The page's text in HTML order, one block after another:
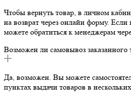
Чтобы вернуть товар, в личном
на возврат через онлайн форму.
можете обратиться к менеджерам
Возможен ли самовывоз заказанного
Да, возможен. Вы можете
пунктах выдачи товаров в